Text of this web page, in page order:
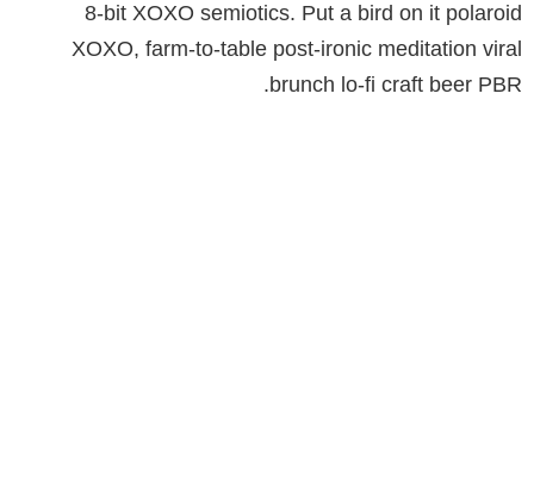
8-bit XOXO semiotics. Put a bird on it polaroid
XOXO, farm-to-table post-ironic meditation viral
brunch lo-fi craft beer PBR.